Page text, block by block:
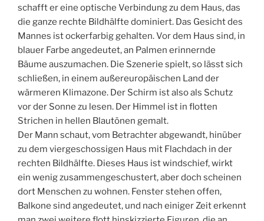
schafft er eine optische Verbindung zu dem Haus, das
die ganze rechte Bildhälfte dominiert. Das Gesicht des
Mannes ist ockerfarbig gehalten. Vor dem Haus sind, in
blauer Farbe angedeutet, an Palmen erinnernde
Bäume auszumachen. Die Szenerie spielt, so lässt sich
schließen, in einem außereuropäischen Land der
wärmeren Klimazone. Der Schirm ist also als Schutz
vor der Sonne zu lesen. Der Himmel ist in flotten
Strichen in hellen Blautönen gemalt.
Der Mann schaut, vom Betrachter abgewandt, hinüber
zu dem viergeschossigen Haus mit Flachdach in der
rechten Bildhälfte. Dieses Haus ist windschief, wirkt
ein wenig zusammengeschustert, aber doch scheinen
dort Menschen zu wohnen. Fenster stehen offen,
Balkone sind angedeutet, und nach einiger Zeit erkennt